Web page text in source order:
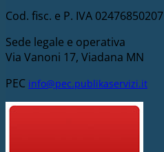
Cod. fisc. e P. IVA 02476850207
Sede legale e operativa
Via Vanoni 17, Viadana MN
PEC info@pec.publikaservizi.it